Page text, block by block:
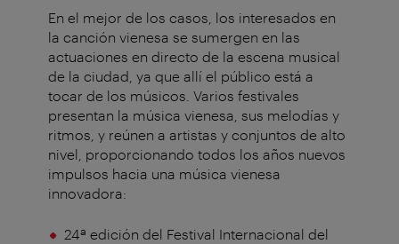
En el mejor de los casos, los interesados en
la canción vienesa se sumergen en las
actuaciones en directo de la escena musical
de la ciudad, ya que allí el público está a
tocar de los músicos. Varios festivales
presentan la música vienesa, sus melodías y
ritmos, y reúnen a artistas y conjuntos de alto
nivel, proporcionando todos los años nuevos
impulsos hacia una música vienesa
innovadora:
24ª edición del Festival Internacional del